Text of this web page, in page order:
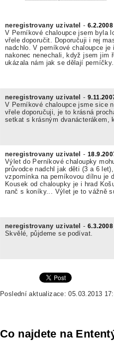
neregistrovany uzivatel-
V Perníkové chaloupce jsem byla
vřele doporučit. Doporučuji i rej
nadchlo. V perníkové chaloupce
nakonec nenechali, když jsem jim
ukázala nám jak se dělají
neregistrovany uzivatel-
V Perníkové chaloupce jsme sice
vřele doporučuji, je to krásná
setkat s krásným dvanácterákem,
neregistrovany uzivatel-
Výlet do Perníkové chaloupky
průvodce nadchl jak děti (3 a 6
vzpomínka na perníkovou dílnu je
Kousek od chaloupky je i hrad
ranč s koníky... Výlet je to vážně
neregistrovany uzivatel-
Skvělé, půjdeme se podívat.
Poslední aktualizace: 05.03.2013
Co najdete na